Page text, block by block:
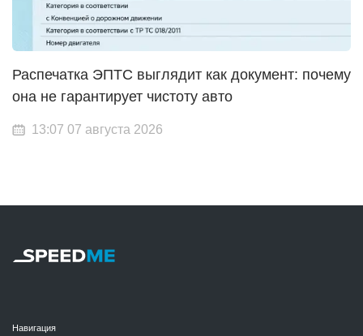
Распечатка ЭПТС выглядит как документ: почему
она не гарантирует чистоту авто
13:07 07 августа 2026
Навигация